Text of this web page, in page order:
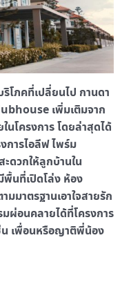
โภคที่เปลี่ยนไป กานดา
เพิ่มเติมจาก
โครงการ โดยล่าสุดได้
การไอลีฟ ไพร์ม
ดวกให้ลูกบ้านใน
นที่เปิดโล่ง ห้อง
มาตรฐานเอาใจสายรัก
ผ่อนคลายได้ที่โครงการ
น เพื่อนหรือญาติพี่น้อง